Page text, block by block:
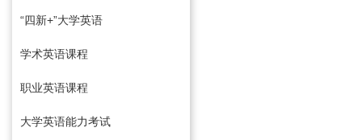
“四新+”大学英语
学术英语课程
职业英语课程
大学英语能力考试